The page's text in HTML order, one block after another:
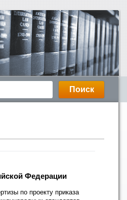
Федерации
по проекту приказа